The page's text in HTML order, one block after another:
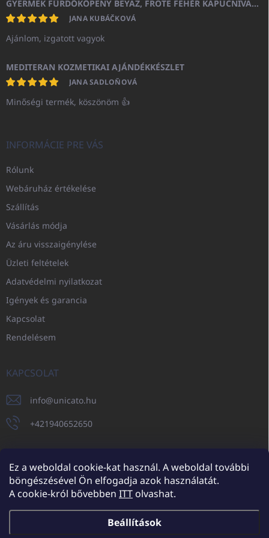
Ez a weboldal cookie-kat használ. A weboldal további
böngészésével Ön elfogadja azok használatát.
A cookie-król bővebben ITTolvashat.
Beállítások
GYERMEK FÜRDŐKÖPENY BEYAZ, FROTE FEHÉR KAPUCNIVAL (400GR)
JANA KUBÁČKOVÁ
Ajánlom, izgatott vagyok
MEDITERAN KOZMETIKAI AJÁNDÉKKÉSZLET
JANA SADLOŇOVÁ
Minőségi termék, köszönöm 👍
INFORMÁCIE PRE VÁS
Rólunk
Webáruház értékelése
Szállítás
Vásárlás módja
Az áru visszaigénylése
Üzleti feltételek
Adatvédelmi nyilatkozat
Igények és garancia
Kapcsolat
Rendelésem
KAPCSOLAT
info@unicato.hu
+421940652650
UNICATO.sk UNICATOshop.cz UNICATO.at UNICATO.hu
UNICATOshop.pl UNICATOshop.de